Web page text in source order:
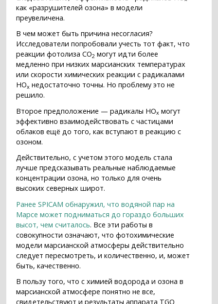
как «разрушителей озона» в модели
преувеличена.
В чем может быть причина несогласия?
Исследователи попробовали учесть тот факт, что
реакции фотолиза CO2 могут идти более
медленно при низких марсианских температурах
или скорости химических реакции с радикалами
HOx недостаточно точны. Но проблему это не
решило.
Второе предположение — радикалы HOx могут
эффективно взаимодействовать с частицами
облаков ещё до того, как вступают в реакцию с
озоном.
Действительно, с учетом этого модель стала
лучше предсказывать реальные наблюдаемые
концентрации озона, но только для очень
высоких северных широт.
Ранее SPICAM обнаружил, что водяной пар на
Марсе может подниматься до гораздо больших
высот, чем считалось. Все эти работы в
совокупности означают, что фотохимические
модели марсианской атмосферы действительно
следует пересмотреть, и количественно, и, может
быть, качественно.
В пользу того, что с химией водорода и озона в
марсианской атмосфере понятно не все,
свидетельствуют и результаты аппарата TGO